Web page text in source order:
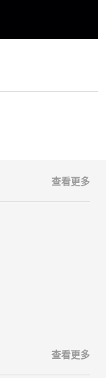
查看更多
查看更多